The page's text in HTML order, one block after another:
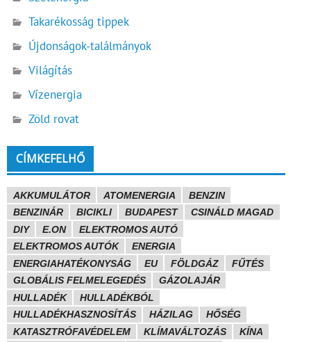
Takarékosság tippek
Újdonságok-találmányok
Világítás
Vízenergia
Zöld rovat
CÍMKEFELHŐ
AKKUMULÁTOR ATOMENERGIA
BENZIN
BENZINÁR
BICIKLI BUDAPEST
CSINÁLD MAGAD
DIY
E.ON
ELEKTROMOS AUTÓ
ELEKTROMOS AUTÓK
ENERGIA
ENERGIAHATÉKONYSÁG
EU FÖLDGÁZ
FŰTÉS
GLOBÁLIS FELMELEGEDÉS
GÁZOLAJÁR
HULLADÉK
HULLADÉKBÓL
HULLADÉKHASZNOSÍTÁS
HÁZILAG
HŐSÉG
KATASZTRÓFAVÉDELEM
KLÍMAVÁLTOZÁS
KÍNA